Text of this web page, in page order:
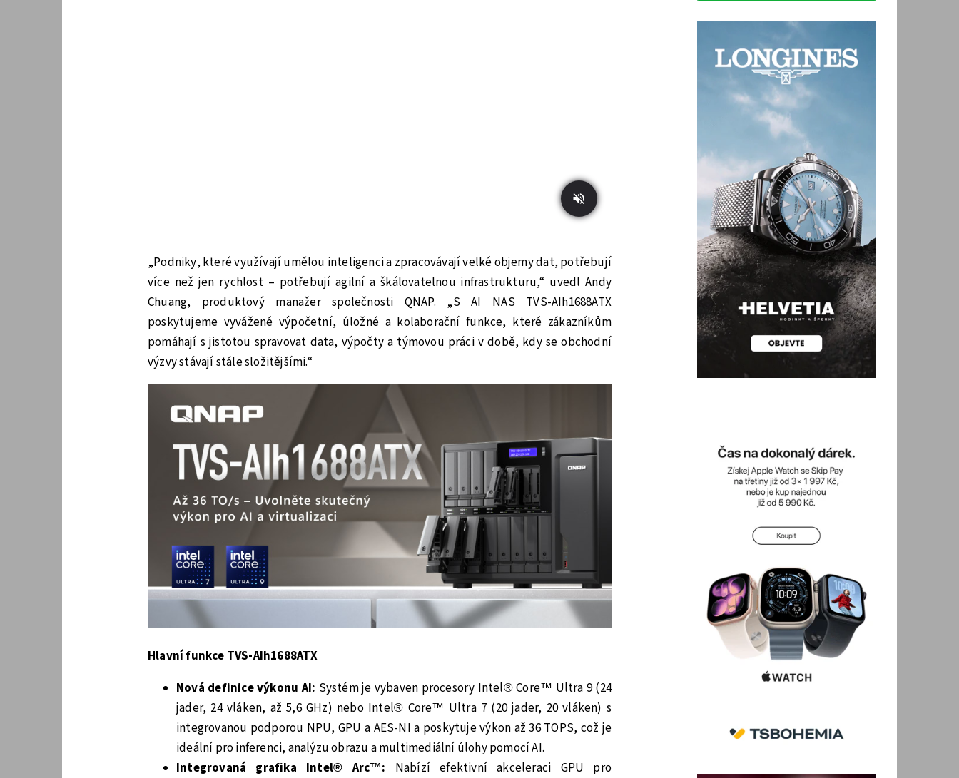
„Podniky, které využívají umělou inteligenci a zpracovávají velké objemy dat, potřebují
více než jen rychlost – potřebují agilní a škálovatelnou infrastrukturu,“ uvedl Andy
Chuang, produktový manažer společnosti QNAP. „S AI NAS TVS-AIh1688ATX
poskytujeme vyvážené výpočetní, úložné a kolaborační funkce, které zákazníkům
pomáhají s jistotou spravovat data, výpočty a týmovou práci v době, kdy se obchodní
výzvy stávají stále složitějšími.“
Hlavní funkce TVS-AIh1688ATX
Nová definice výkonu AI: Systém je vybaven procesory Intel® Core™ Ultra 9 (24
jader, 24 vláken, až 5,6 GHz) nebo Intel® Core™ Ultra 7 (20 jader, 20 vláken) s
integrovanou podporou NPU, GPU a AES-NI a poskytuje výkon až 36 TOPS, což je
ideální pro inferenci, analýzu obrazu a multimediální úlohy pomocí AI.
Integrovaná grafika Intel® Arc™: Nabízí efektivní akceleraci GPU pro